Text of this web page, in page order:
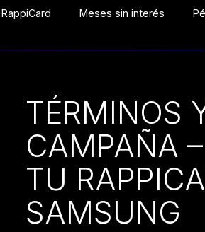
RappiCard Meses sin interés
TÉRMINOS
CAMPAÑA
TU
SAMSUNG